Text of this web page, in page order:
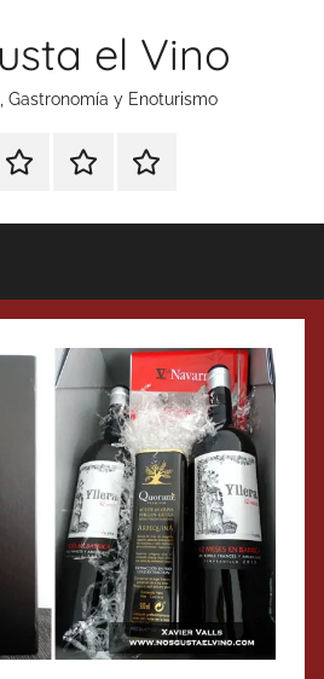
el Vino
Gastronomía y Enoturismo
Enoturismo
Gastronomía
RankingContacto